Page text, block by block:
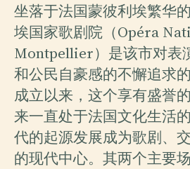
坐落于法国蒙彼利埃繁华
埃国家歌剧院（Opéra
Montpellier）是该市对表
和公民自豪感的不懈追求
成立以来，这个享有盛誉
来一直处于法国文化生活
代的起源发展成为歌剧、
的现代中心。其两个主要